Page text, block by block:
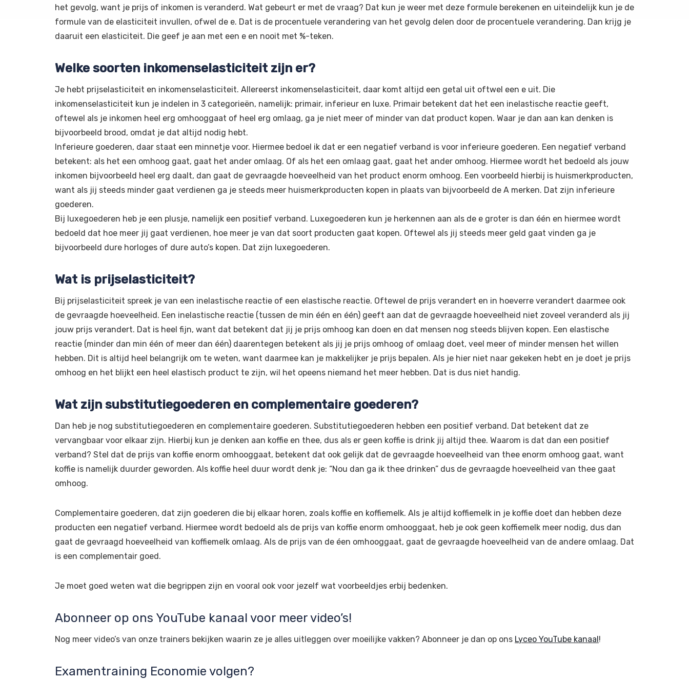
het gevolg, want je prijs of inkomen is veranderd. Wat gebeurt er met de vraag? Dat kun je weer met deze formule berekenen en uiteindelijk kun je de
formule van de elasticiteit invullen, ofwel de e. Dat is de procentuele verandering van het gevolg delen door de procentuele verandering. Dan krijg je
daaruit een elasticiteit. Die geef je aan met een e en nooit met %-teken.
Welke soorten inkomenselasticiteit zijn er?
Je hebt prijselasticiteit en inkomenselasticiteit. Allereerst inkomenselasticiteit, daar komt altijd een getal uit oftwel een e uit. Die
inkomenselasticiteit kun je indelen in 3 categorieën, namelijk: primair, inferieur en luxe. Primair betekent dat het een inelastische reactie geeft,
oftewel als je inkomen heel erg omhooggaat of heel erg omlaag, ga je niet meer of minder van dat product kopen. Waar je dan aan kan denken is
bijvoorbeeld brood, omdat je dat altijd nodig hebt.
Inferieure goederen, daar staat een minnetje voor. Hiermee bedoel ik dat er een negatief verband is voor inferieure goederen. Een negatief verband
betekent: als het een omhoog gaat, gaat het ander omlaag. Of als het een omlaag gaat, gaat het ander omhoog. Hiermee wordt het bedoeld als jouw
inkomen bijvoorbeeld heel erg daalt, dan gaat de gevraagde hoeveelheid van het product enorm omhoog. Een voorbeeld hierbij is huismerkproducten,
want als jij steeds minder gaat verdienen ga je steeds meer huismerkproducten kopen in plaats van bijvoorbeeld de A merken. Dat zijn inferieure
goederen.
Bij luxegoederen heb je een plusje, namelijk een positief verband. Luxegoederen kun je herkennen aan als de e groter is dan één en hiermee wordt
bedoeld dat hoe meer jij gaat verdienen, hoe meer je van dat soort producten gaat kopen. Oftewel als jij steeds meer geld gaat vinden ga je
bijvoorbeeld dure horloges of dure auto’s kopen. Dat zijn luxegoederen.
Wat is prijselasticiteit?
Bij prijselasticiteit spreek je van een inelastische reactie of een elastische reactie. Oftewel de prijs verandert en in hoeverre verandert daarmee ook
de gevraagde hoeveelheid. Een inelastische reactie (tussen de min één en één) geeft aan dat de gevraagde hoeveelheid niet zoveel veranderd als jij
jouw prijs verandert. Dat is heel fijn, want dat betekent dat jij je prijs omhoog kan doen en dat mensen nog steeds blijven kopen. Een elastische
reactie (minder dan min één of meer dan één) daarentegen betekent als jij je prijs omhoog of omlaag doet, veel meer of minder mensen het willen
hebben. Dit is altijd heel belangrijk om te weten, want daarmee kan je makkelijker je prijs bepalen. Als je hier niet naar gekeken hebt en je doet je prijs
omhoog en het blijkt een heel elastisch product te zijn, wil het opeens niemand het meer hebben. Dat is dus niet handig.
Wat zijn substitutiegoederen en complementaire goederen?
Dan heb je nog substitutiegoederen en complementaire goederen. Substitutiegoederen hebben een positief verband. Dat betekent dat ze
vervangbaar voor elkaar zijn. Hierbij kun je denken aan koffie en thee, dus als er geen koffie is drink jij altijd thee. Waarom is dat dan een positief
verband? Stel dat de prijs van koffie enorm omhooggaat, betekent dat ook gelijk dat de gevraagde hoeveelheid van thee enorm omhoog gaat, want
koffie is namelijk duurder geworden. Als koffie heel duur wordt denk je: “Nou dan ga ik thee drinken” dus de gevraagde hoeveelheid van thee gaat
omhoog.
Complementaire goederen, dat zijn goederen die bij elkaar horen, zoals koffie en koffiemelk. Als je altijd koffiemelk in je koffie doet dan hebben deze
producten een negatief verband. Hiermee wordt bedoeld als de prijs van koffie enorm omhooggaat, heb je ook geen koffiemelk meer nodig, dus dan
gaat de gevraagd hoeveelheid van koffiemelk omlaag. Als de prijs van de éen omhooggaat, gaat de gevraagde hoeveelheid van de andere omlaag. Dat
is een complementair goed.
Je moet goed weten wat die begrippen zijn en vooral ook voor jezelf wat voorbeeldjes erbij bedenken.
Abonneer op ons YouTube kanaal voor meer video’s!
Nog meer video’s van onze trainers bekijken waarin ze je alles uitleggen over moeilijke vakken? Abonneer je dan op ons Lyceo YouTube kanaal!
Examentraining Economie volgen?